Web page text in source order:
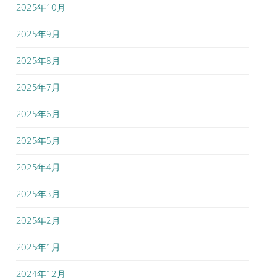
2025年10月
2025年9月
2025年8月
2025年7月
2025年6月
2025年5月
2025年4月
2025年3月
2025年2月
2025年1月
2024年12月